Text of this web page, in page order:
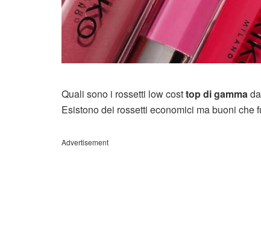
Quali sono i rossetti low costtop di gamma
Esistono dei rossetti economici ma buoni
Advertisement